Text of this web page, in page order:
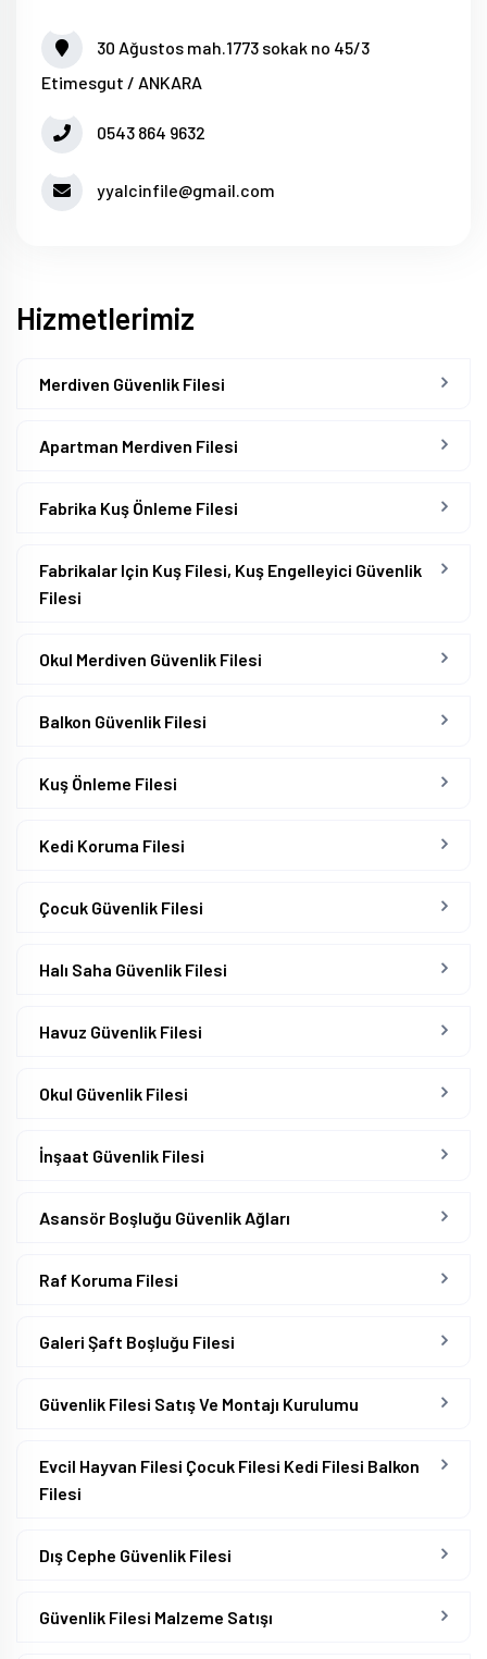
30 Ağustos mah.1773 sokak no 45/3
Etimesgut / ANKARA
0543 864 9632
yyalcinfile@gmail.com
Hizmetlerimiz
Merdiven Güvenlik Filesi
Apartman Merdiven Filesi
Fabrika Kuş Önleme Filesi
Fabrikalar Için Kuş Filesi, Kuş Engelleyici Güvenlik
Filesi
Okul Merdiven Güvenlik Filesi
Balkon Güvenlik Filesi
Kuş Önleme Filesi
Kedi Koruma Filesi
Çocuk Güvenlik Filesi
Halı Saha Güvenlik Filesi
Havuz Güvenlik Filesi
Okul Güvenlik Filesi
İnşaat Güvenlik Filesi
Asansör Boşluğu Güvenlik Ağları
Raf Koruma Filesi
Galeri Şaft Boşluğu Filesi
Güvenlik Filesi Satış Ve Montajı Kurulumu
Evcil Hayvan Filesi Çocuk Filesi Kedi Filesi Balkon
Filesi
Dış Cephe Güvenlik Filesi
Güvenlik Filesi Malzeme Satışı